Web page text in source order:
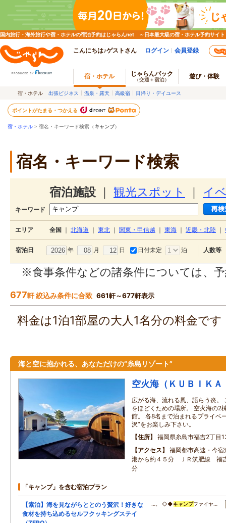
国内旅行・海外旅行や宿・ホテルの宿泊予約はじゃらんnet ～日本最大級の宿・ホテル予約サイト
こんにちは♪ゲストさん ログイン 会員登録
宿・ホテル じゃらんパック
（交通＋宿泊） 遊び・体験
宿・ホテル 出張ビジネス 温泉・露天 高級宿 日帰り・デイユース
ポイントがたまる・つかえる
宿・ホテル > 宿名・キーワード検索（キャンプ）
宿名・キーワード検索
宿泊施設 観光スポット イ
キーワード
エリア 全国 北海道 東北 関東・甲信越 東海 近畿・北陸
宿泊日 年 月 日 日付未定 泊 人数等
※食事条件などの諸条件については、
677軒 絞込み条件に合致 661軒～677軒表示
料金は1泊1部屋の大人1名分の料金で
海と空に抱かれる、あなただけの“糸島リゾート”
空火海（ＫＵＢＩＫＡ
広がる海、流れる風、語らう炎。
をほどくための場所。 空火海の2
館。 各8名まで泊まれるプライベ
沢”をお楽しみ下さい。
住所
福岡県糸島市福吉2丁目
アクセス
福岡都市高速・今
港から約４５分 ＪＲ筑肥線 福
分
「キャンプ」を含む宿泊プラン
【素泊】海を見ながらととのう贅沢！好きな
食材を持ち込めるセルフクッキングステイ
…。 ◇◆キャンプファイヤ…